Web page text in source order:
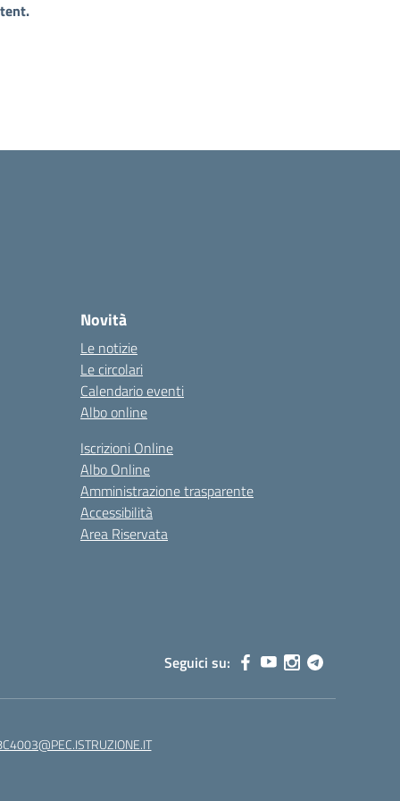
Novità
Le notizie
Le circolari
Calendario eventi
Albo online
Iscrizioni Online
Albo Online
Amministrazione trasparente
Accessibilità
Area Riservata
Seguici su: